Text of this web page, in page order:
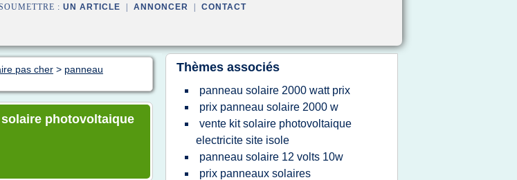
: UN ARTICLE ANNONCER CONTACT
pas cher > panneau
photovoltaique
Thèmes associés
panneau solaire 2000 watt prix
prix panneau solaire 2000 w
vente kit solaire photovoltaique
electricite site isole
panneau solaire 12 volts 10w
prix panneaux solaires